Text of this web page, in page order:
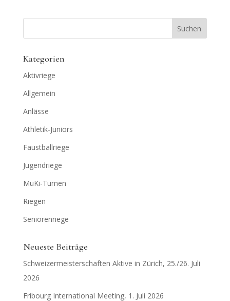
Kategorien
Aktivriege
Allgemein
Anlässe
Athletik-Juniors
Faustballriege
Jugendriege
MuKi-Turnen
Riegen
Seniorenriege
Neueste Beiträge
Schweizermeisterschaften Aktive in Zürich, 25./26. Juli
2026
Fribourg International Meeting, 1. Juli 2026